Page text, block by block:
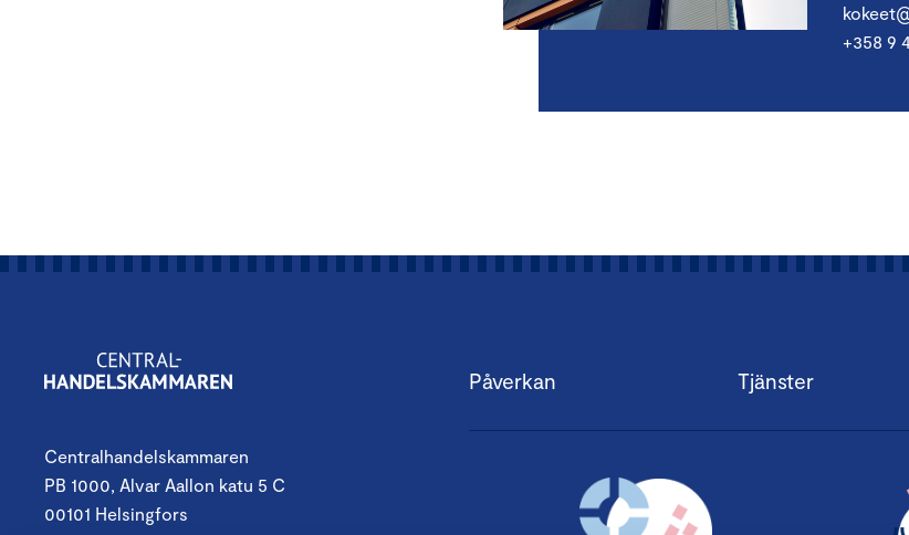
+358 9
Centralhandelskammaren
PB 1000, Alvar Aallon katu 5 C
00101 Helsingfors
Påverkan Tjänster